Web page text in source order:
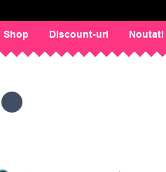
Shop Discount-uri Noutati